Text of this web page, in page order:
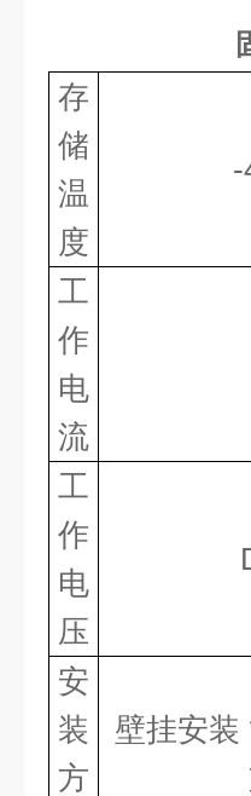
存
储
温
度
工
作
电
流
工
作
电
压
安
装
方
壁挂安装